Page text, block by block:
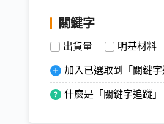
關鍵字
出貨量 明基材料
加入已選取到「關鍵字
什麼是「關鍵字追蹤」